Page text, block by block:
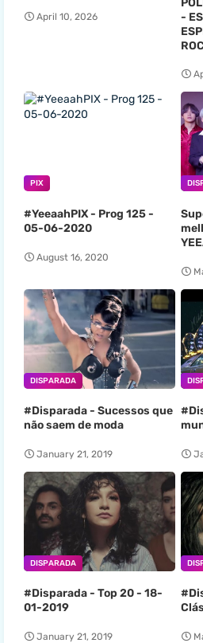
April 10, 2026
-
PIX
#YeeaahPIX - Prog 125 -
05-06-2020
August 16, 2020
DISPARADA
#Disparada - Sucessos que
não saem de moda
January 21, 2019
DISPARADA
#Disparada - Top 20 - 18-
01-2019
January 21, 2019